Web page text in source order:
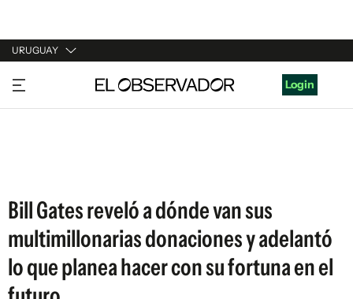
URUGUAY
URUGUAY
ARGENTINA
Login
Bill Gates reveló a dónde van sus
multimillonarias donaciones y adelantó
lo que planea hacer con su fortuna en el